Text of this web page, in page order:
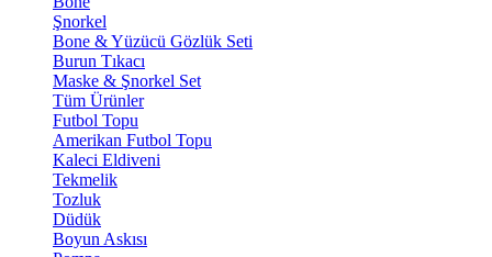
Şnorkel
Bone & Yüzücü Gözlük Seti
Burun Tıkacı
Maske & Şnorkel Set
Tüm Ürünler
Futbol Topu
Amerikan Futbol Topu
Kaleci Eldiveni
Tekmelik
Tozluk
Düdük
Boyun Askısı